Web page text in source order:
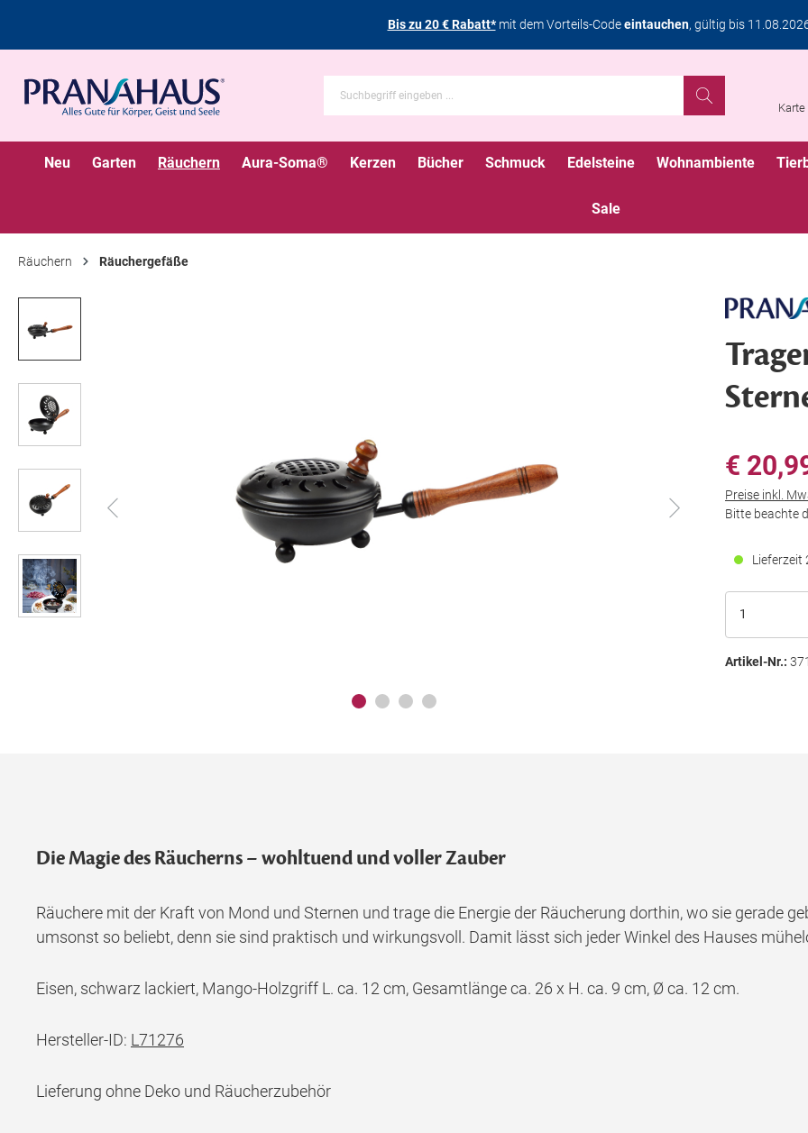
Bis zu 20 € Rabatt*mit dem Vorteils-Codeeintauchen, gültig bis
Neu Garten Räuchern Aura-Soma® Kerzen Bücher Schmuck Edelsteine Wohnambiente
Sale
Räuchern Räuchergefäße
€
Preise inkl.
Bitte beachte
Lieferzeit
Artikel-Nr.:
Die Magie des Räucherns – wohltuend und voller Zauber
Räuchere mit der Kraft von Mond und Sternen und trage die Energie der Räucherung dorthin, wo sie gerade
umsonst so beliebt, denn sie sind praktisch und wirkungsvoll. Damit lässt sich jeder Winkel des Hauses
Eisen, schwarz lackiert, Mango-Holzgriff L. ca. 12 cm, Gesamtlänge ca. 26 x H. ca. 9 cm, Ø ca. 12 cm.
Hersteller-ID: L71276
Lieferung ohne Deko und Räucherzubehör